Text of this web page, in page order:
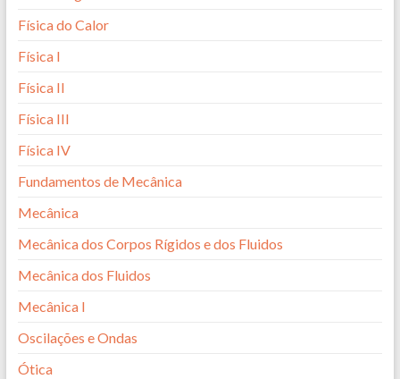
Física do Calor
Física I
Física II
Física III
Física IV
Fundamentos de Mecânica
Mecânica
Mecânica dos Corpos Rígidos e dos Fluidos
Mecânica dos Fluidos
Mecânica I
Oscilações e Ondas
Ótica